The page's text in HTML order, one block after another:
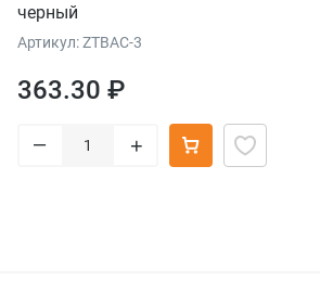
черный
Артикул: ZTBAC-3
363.30 ₽
– +